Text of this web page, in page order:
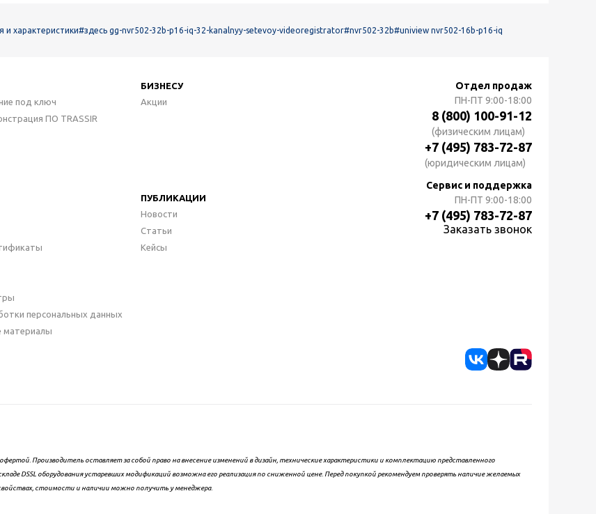
и характеристики#здесь gg-nvr502-32b-p16-iq-32-kanalnyy-setevoy-videoregistrator#nvr502-32b#uniview nvr502-16b-p16-iq
под ключ
ПО TRASSIR
БИЗНЕСУ
Акции
персональных данных
материалы
ПУБЛИКАЦИИ
Новости
Статьи
Кейсы
Отдел продаж
ПН-ПТ 9:00-18:00
8 (800) 100-91-12
(физическим лицам)
+7 (495) 783-72-87
(юридическим лицам)
Сервис и поддержка
ПН-ПТ 9:00-18:00
+7 (495) 783-72-87
Заказать звонок
Производитель оставляет за собой право на внесение изменений в дизайн, технические характеристики и комплектацию представленного
DSSL оборудования устаревших модификаций возможна его реализация по сниженной цене. Перед покупкой рекомендуем проверять наличие желаемых
стоимости и наличии можно получить у менеджера.